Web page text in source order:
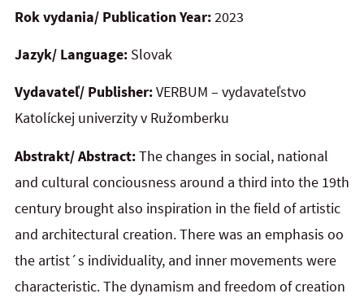
Rok vydania/ Publication Year:2023
Jazyk/ Language: Slovak
Vydavateľ/ Publisher:VERBUM – vydavateľstvo
Katolíckej univerzity v Ružomberku
Abstrakt/ Abstract:The changes in social, national
and cultural conciousness around a third into the 19th
century brought also inspiration in the field of artistic
and architectural creation. There was an emphasis oo
the artist´s individuality, and inner movements were
characteristic. The dynamism and freedom of creation